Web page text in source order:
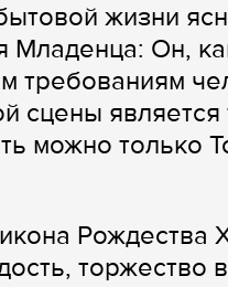
жизни
Младенца: Он,
требованиям
сцены
можно только
Рождества
торжество